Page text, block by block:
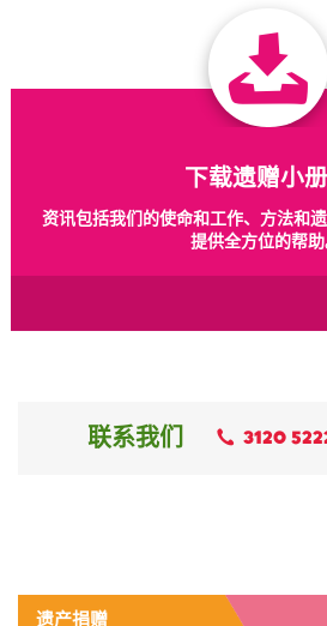
遗产捐赠
下载遗赠小
资讯包括我们的使命和工作、方法和
提供全方位的帮助
联系我们 3120